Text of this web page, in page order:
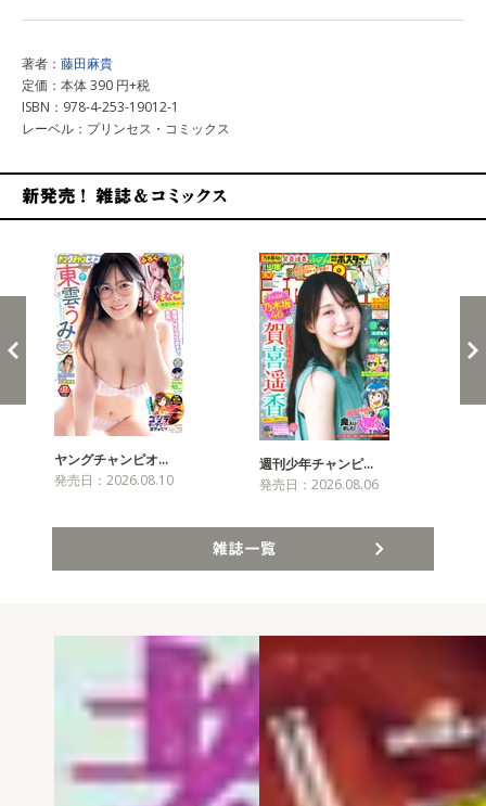
著者： 藤田麻貴
定価：本体 390 円+税
ISBN：978-4-253-19012-1
レーベル：プリンセス・コミックス
ヤングチャンピオ…
発売日：2026.08.10
週刊少年チャンピ…
発売日：2026.08.06